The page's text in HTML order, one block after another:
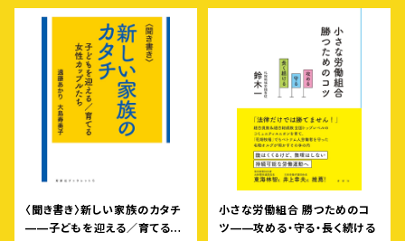
〈聞き書き〉新しい家族のカタチ
——子どもを迎える／育てる女
小さな労働組合 勝つためのコ
ツ——攻める・守る・長く続ける